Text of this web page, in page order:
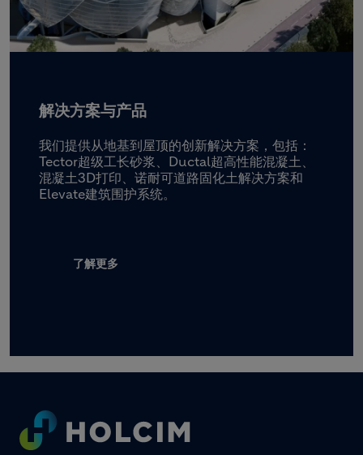
解决方案与产品
我们提供从地基到屋顶的创新解决方案，包括：
Tector超级工长砂浆、Ductal超高性能混凝土、
混凝土3D打印、诺耐可道路固化土解决方案和
Elevate建筑围护系统。
了解更多
Footer